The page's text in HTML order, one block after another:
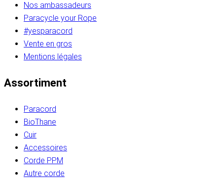
Nos ambassadeurs
Paracycle your Rope
#yesparacord
Vente en gros
Mentions légales
Assortiment
Paracord
BioThane
Cuir
Accessoires
Corde PPM
Autre corde